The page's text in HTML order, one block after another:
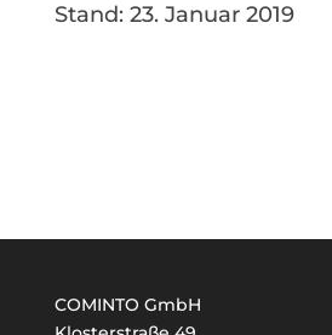
Stand: 23. Januar 2019
COMINTO GmbH